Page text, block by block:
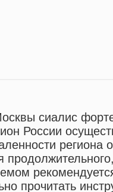
сиалис
России
региона
прочитать